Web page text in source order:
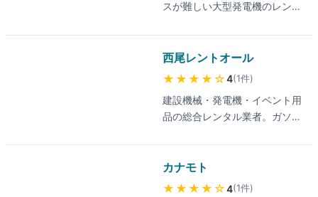
み機材を提供。法人向け中心の
ご確認ください。
気軽にご相談ください。
スが難しい大型発電機のレンタ
い。昭和43年創業以来、長きに
渡り数多くの幅広いレンタル需
要にお応えしております。小型
取り扱っております。お気軽に
ご相談ください。
西尾レントオール
★★★★ ☆4(1件)
建設機械・発電機・イベント用
品の総合レンタル業者。ガソリ
インバーター発電機など多種類
を取扱い。災害対策、建設現
場、屋外イベントまで幅広く対
カナモト
★★★★ ☆4(1件)